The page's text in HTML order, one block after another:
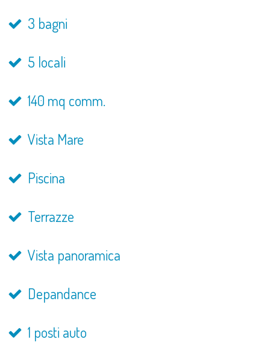
3 bagni
5 locali
140 mq comm.
Vista Mare
Piscina
Terrazze
Vista panoramica
Depandance
1 posti auto